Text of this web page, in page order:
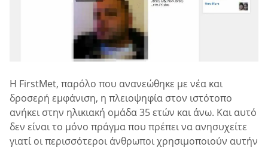
Η FirstMet, παρόλο που ανανεώθηκε με νέα και
δροσερή εμφάνιση, η πλειοψηφία στον ιστότοπο
ανήκει στην ηλικιακή ομάδα 35 ετών και άνω. Και αυτό
δεν είναι το μόνο πράγμα που πρέπει να ανησυχείτε
γιατί οι περισσότεροι άνθρωποι χρησιμοποιούν αυτήν